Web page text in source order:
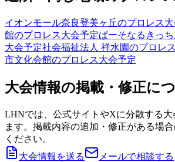
イオンモール奈良登美ヶ丘のプロレス
館のプロレス大会予定ぱーそなるきっ
大会予定社会福祉法人 祥水園のプロレ
市文化会館のプロレス大会予定
大会情報の掲載・修正に
LHNでは、公式サイトやXに分散する
ます。掲載内容の追加・修正がある場
ください。
大会情報を送る
メールで相談する